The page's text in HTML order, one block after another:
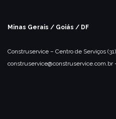
Minas Gerais / Goiás / DF
Construservice – Centro de Serviços
construservice@construservice.com.br